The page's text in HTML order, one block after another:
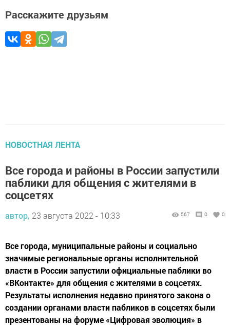
Расскажите друзьям
НОВОСТНАЯ ЛЕНТА
Все города и районы в России запустили
паблики для общения с жителями в
соцсетях
автор, 23 августа 2022 - 10:33 567 0 0
Все города, муниципальные районы и социально
значимые региональные органы исполнительной
власти в России запустили официальные паблики во
«ВКонтакте» для общения с жителями в соцсетях.
Результаты исполнения недавно принятого закона о
создании органами власти пабликов в соцсетях были
презентованы на форуме «Цифровая эволюция» в